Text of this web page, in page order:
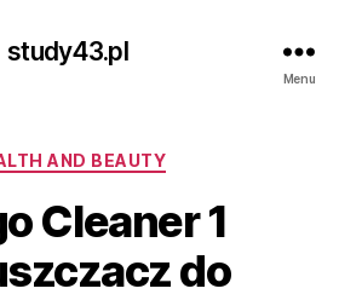
study43.pl
Menu
Kategorie
AND BEAUTY
Cleaner 1
do